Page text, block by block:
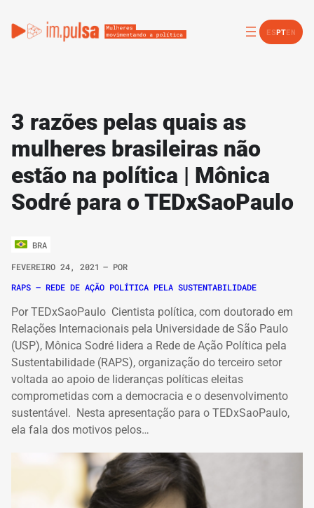
ESPTEN
3 razões pelas quais as
mulheres brasileiras não
estão na política | Mônica
Sodré para o TEDxSaoPaulo
BRA
FEVEREIRO 24, 2021 – POR
RAPS – REDE DE AÇÃO POLÍTICA PELA SUSTENTABILIDADE
Por TEDxSaoPaulo Cientista política, com doutorado em
Relações Internacionais pela Universidade de São Paulo
(USP), Mônica Sodré lidera a Rede de Ação Política pela
Sustentabilidade (RAPS), organização do terceiro setor
voltada ao apoio de lideranças políticas eleitas
comprometidas com a democracia e o desenvolvimento
sustentável. Nesta apresentação para o TEDxSaoPaulo,
ela fala dos motivos pelos…